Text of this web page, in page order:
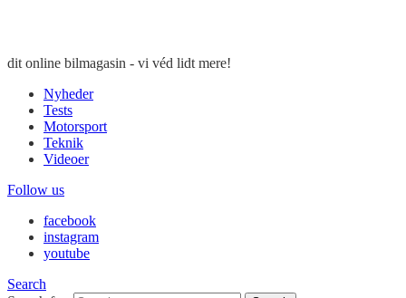
dit online bilmagasin - vi véd lidt mere!
Nyheder
Tests
Motorsport
Teknik
Videoer
Follow us
facebook
instagram
youtube
Search